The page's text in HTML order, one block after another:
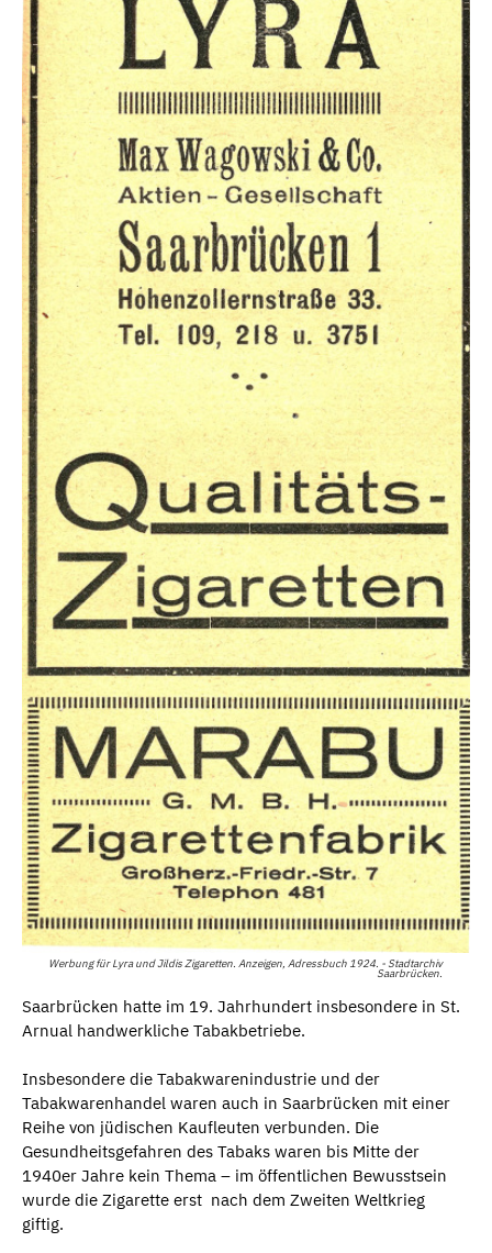
Werbung für Lyra und Jildis Zigaretten. Anzeigen, Adressbuch 1924. - Stadtarchiv
Saarbrücken.
Saarbrücken hatte im 19. Jahrhundert insbesondere in St.
Arnual handwerkliche Tabakbetriebe.
Insbesondere die Tabakwarenindustrie und der
Tabakwarenhandel waren auch in Saarbrücken mit einer
Reihe von jüdischen Kaufleuten verbunden. Die
Gesundheitsgefahren des Tabaks waren bis Mitte der
1940er Jahre kein Thema – im öffentlichen Bewusstsein
wurde die Zigarette erst nach dem Zweiten Weltkrieg
giftig.